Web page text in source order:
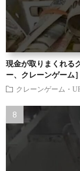
現金が取りまくれる
ー、クレーンゲーム
クレーンゲーム・